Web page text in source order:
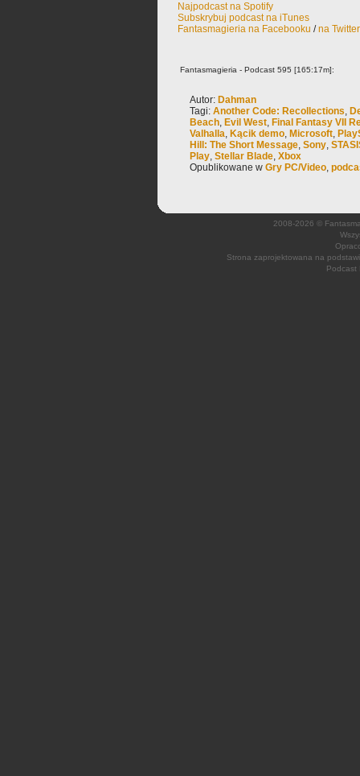
Najpodcast na Spotify
Subskrybuj podcast na iTunes
Fantasmagieria na Facebooku /na
Fantasmagieria - Podcast 595 [165:17m]:
Autor: Dahman
Tagi: Another Code: Recollections,
Beach, Evil West, Final Fantasy VII
Valhalla, Kącik demo, Microsoft,
Hill: The Short Message, Sony,
Play, Stellar Blade, Xbox
Opublikowane w Gry PC/Video,
2008-2026 ©
Strona zaprojektowana na
Podcast